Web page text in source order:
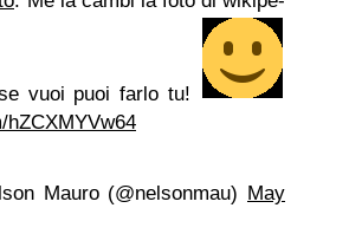
vuoi puoi farlo tu!
Mauro (@nelsonmau) May